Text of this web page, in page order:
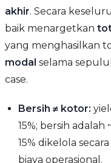
akhir. Secara
baik menargetkan
yang menghasilkan
modal selama
case.
Bersih ≠ kotor:
15%; bersih adalah
15% dikelola
biaya operasional.